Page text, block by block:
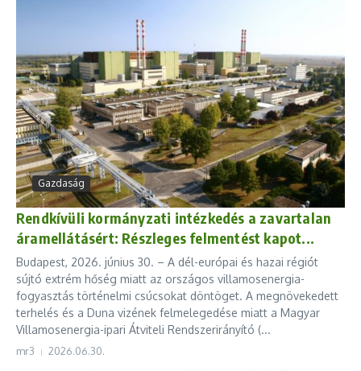
Gazdaság
Rendkívüli kormányzati intézkedés a zavartalan
áramellátásért: Részleges felmentést kapot...
Budapest, 2026. június 30. – A dél-európai és hazai régiót
sújtó extrém hőség miatt az országos villamosenergia-
fogyasztás történelmi csúcsokat döntöget. A megnövekedett
terhelés és a Duna vizének felmelegedése miatt a Magyar
Villamosenergia-ipari Átviteli Rendszerirányító (...
mr3 2026.06.30.